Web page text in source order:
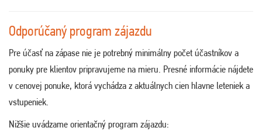
Odporúčaný program zájazdu
Pre účasť na zápase nie je potrebný minimálny počet účastníkov a
ponuky pre klientov pripravujeme na mieru. Presné informácie nájdete
v cenovej ponuke, ktorá vychádza z aktuálnych cien hlavne leteniek a
vstupeniek.
Nižšie uvádzame orientačný program zájazdu: